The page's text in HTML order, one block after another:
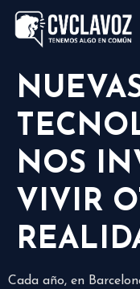
NOS
VIVIR
Cada año, en